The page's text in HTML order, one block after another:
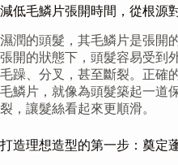
減低毛鱗片張開時間，從根源
濕潤的頭髮，其毛鱗片是張開
張開的狀態下，頭髮容易受到
毛躁、分叉，甚至斷裂。正確
毛鱗片，就像為頭髮築起一道
裂，讓髮絲看起來更順滑。
打造理想造型的第一步：奠定